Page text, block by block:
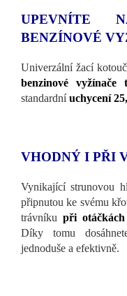
UPEVNÍTE
BENZÍNOVÉ
Univerzální žací
benzinové vyžínače
standardníuchycení
VHODNÝ I PŘI
Vynikající strunovou
připnutou ke svému
trávníku při
Díky tomu
jednoduše a efektivně.